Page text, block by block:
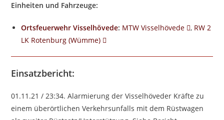
Einheiten und Fahrzeuge:
Ortsfeuerwehr Visselhövede: MTW Visselhövede , RW 2
LK Rotenburg (Wümme)
Einsatzbericht:
01.11.21 / 23:34. Alarmierung der Visselhöveder Kräfte zu
einem überörtlichen Verkehrsunfalls mit dem Rüstwagen